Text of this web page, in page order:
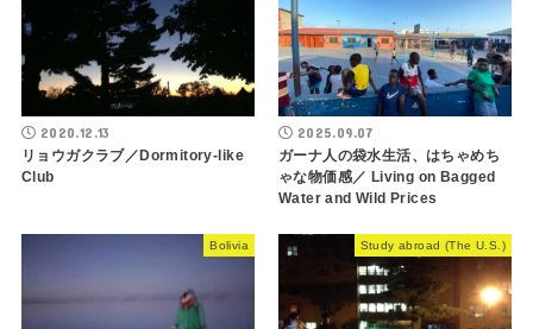
2020.12.13
リョウガクラブ／Dormitory-like
Club
2025.09.07
ガーナ人の袋水生活、はちゃめち
ゃな物価感／ Living on Bagged
Water and Wild Prices
Bolivia Study abroad (The U.S.)